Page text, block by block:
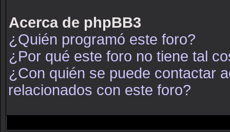
Acerca de phpBB3
¿Quién programó este foro?
¿Por qué este foro no tiene tal
¿Con quién se puede contactar
relacionados con este foro?